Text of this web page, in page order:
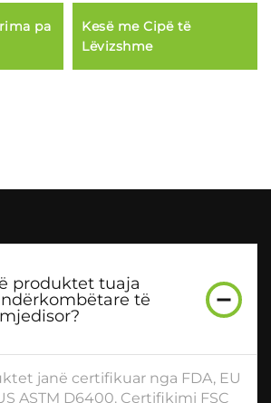
pa
Kesë me Cipë të
Lëvizshme
produktet tuaja
të
janë certifikuar nga FDA, EU
ASTM D6400. Certifikimi FSC